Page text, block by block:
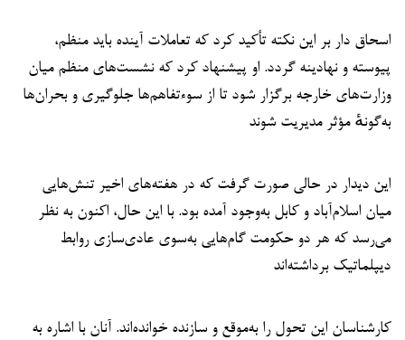
اسحاق دار بر این نکته تأکید کرد که تعاملات آینده باید منظم،
پیوسته و نهادینه گردد. او پیشنهاد کرد که نشست‌های منظم میان
وزارت‌های خارجه برگزار شود تا از سوءتفاهم‌ها جلوگیری و بحران‌ها
به‌گونهٔ مؤثر مدیریت شوند
این دیدار در حالی صورت گرفت که در هفته‌های اخیر تنش‌هایی
میان اسلام‌آباد و کابل به‌وجود آمده بود. با این حال، اکنون به نظر
می‌رسد که هر دو حکومت گام‌هایی به‌سوی عادی‌سازی روابط
دیپلماتیک برداشته‌اند
کارشناسان این تحول را به‌موقع و سازنده خوانده‌اند. آنان با اشاره به